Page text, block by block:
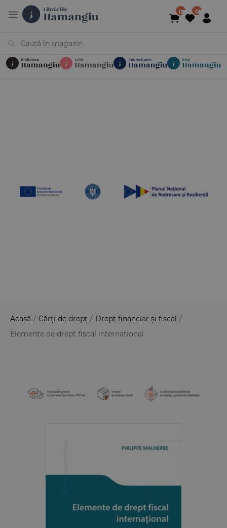
Acasă / Cărți de drept / Drept financiar și fiscal /
Elemente de drept fiscal international